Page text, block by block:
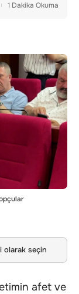
1 Dakika Okuma
olarak seçin
afet ve